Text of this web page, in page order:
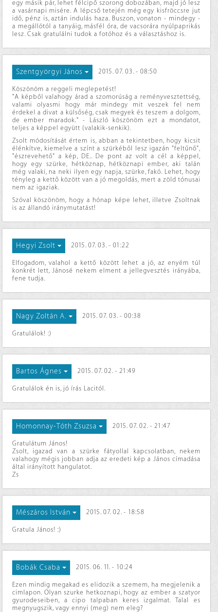
egy másik pár, lehet félcipő szorong dobozában, majd jó lesz
a vasárnapi misére. A lépcső tetején még egy kisfröccsre jut
idő, pénz is, aztán indulás haza. Buszon, vonaton - mindegy -
a megállótól a tanyáig, másfél óra, de vacsorára nyúlpaprikás
lesz. Csak gratulálni tudok a fotóhoz és a választáshoz is.
Szentgyörgyi János 2015. 07. 03. - 08:50
Köszönöm a reggeli meglepetést!
"A képből valahogy árad a szomorúság a reményvesztettség,
valami olyasmi hogy már mindegy mit veszek fel nem
érdekel a divat a külsőség, csak megyek és teszem a dolgom,
de ember maradok." - László köszönöm ezt a mondatot,
teljes a képpel együtt (valakik-senkik).
Zsolt módosítását értem is, abban a tekintetben, hogy kicsit
élénkítve, kiemelve a színt a szürkéből lesz igazán "feltűnő",
"észrevehető" a kép, DE.. De pont az volt a cél a képpel,
hogy egy szürke, hétköznap, hétköznapi ember, aki talán
még valaki, na neki ilyen egy napja, szürke, fakó. Lehet, hogy
tényleg a kettő között van a jó megoldás, mert a zöld tónusai
nem az igaziak.
Szóval köszönöm, hogy a hónap képe lehet, illetve Zsoltnak
is az állandó iránymutatást!
Hegyi Zsolt 2015. 07. 03. - 01:22
Elfogadom, valahol a kettő között lehet a jó, az enyém túl
konkrét lett, Jánosé nekem elment a jellegvesztés irányába,
fene tudja.
Nagy Zoltán A. 2015. 07. 03. - 00:38
Gratulálok! :)
Bartos Ágnes 2015. 07. 02. - 21:49
Gratulálok én is, jó írás Lacitól.
Homonnay-Tóth Zsuzsa 2015. 07. 02. - 21:47
Gratulátum János!
Zsolt, igazad van a szürke fátyollal kapcsolatban, nekem
valahogy mégis jobban adja az eredeti kép a János címadása
által irányított hangulatot.
Zs
Mészáros István 2015. 07. 02. - 18:58
Gratula János! :)
Bobák Csaba 2015. 06. 11. - 10:24
Ezen mindig megakad es elidozik a szemem, ha megjelenik a
cimlapon. Olyan szurke hetkoznapi, hogy az ember a szatyor
gyurodeseiben, a cipo talpaban keres izgalmat. Talal es
megnyugszik, vagy ennyi (meg) nem eleg?